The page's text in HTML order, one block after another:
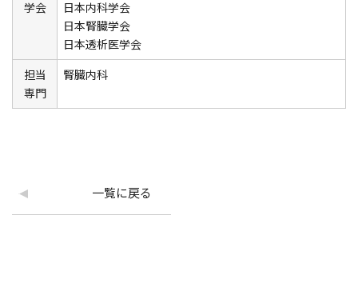
学会
日本内科学会
日本腎臓学会
日本透析医学会
担当
専門
腎臓内科
一覧に戻る